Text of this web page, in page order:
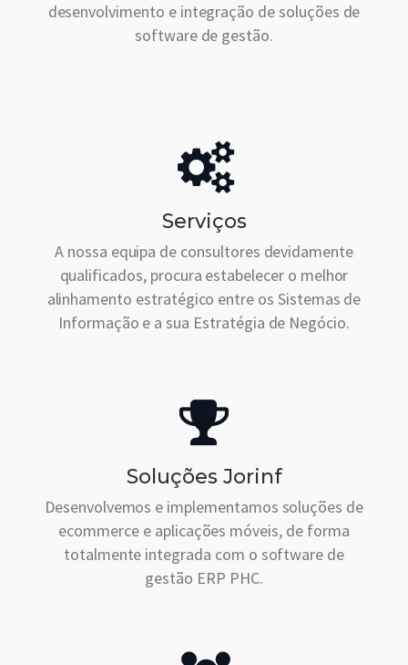
desenvolvimento e integração de soluções de
software de gestão.
Serviços
A nossa equipa de consultores devidamente
qualificados, procura estabelecer o melhor
alinhamento estratégico entre os Sistemas de
Informação e a sua Estratégia de Negócio.
Soluções Jorinf
Desenvolvemos e implementamos soluções de
ecommerce e aplicações móveis, de forma
totalmente integrada com o software de
gestão ERP PHC.